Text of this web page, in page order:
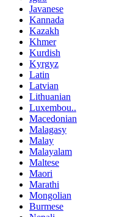
Javanese
Kannada
Kazakh
Khmer
Kurdish
Kyrgyz
Latin
Latvian
Lithuanian
Luxembou..
Macedonian
Malagasy
Malay
Malayalam
Maltese
Maori
Marathi
Mongolian
Burmese